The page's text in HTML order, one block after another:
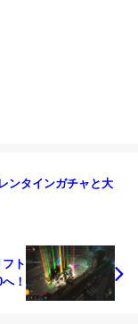
ンタインガチャと大
ト
！